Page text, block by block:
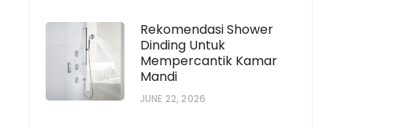
Rekomendasi Shower
Dinding Untuk
Mempercantik Kamar
Mandi
JUNE 22, 2026